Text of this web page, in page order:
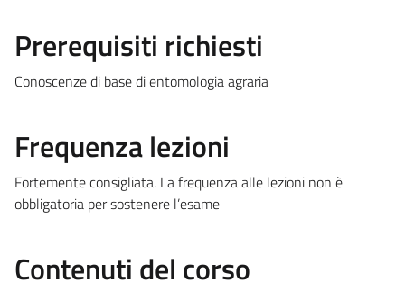
Prerequisiti richiesti
Conoscenze di base di entomologia agraria
Frequenza lezioni
Fortemente consigliata. La frequenza alle lezioni non è
obbligatoria per sostenere l’esame
Contenuti del corso